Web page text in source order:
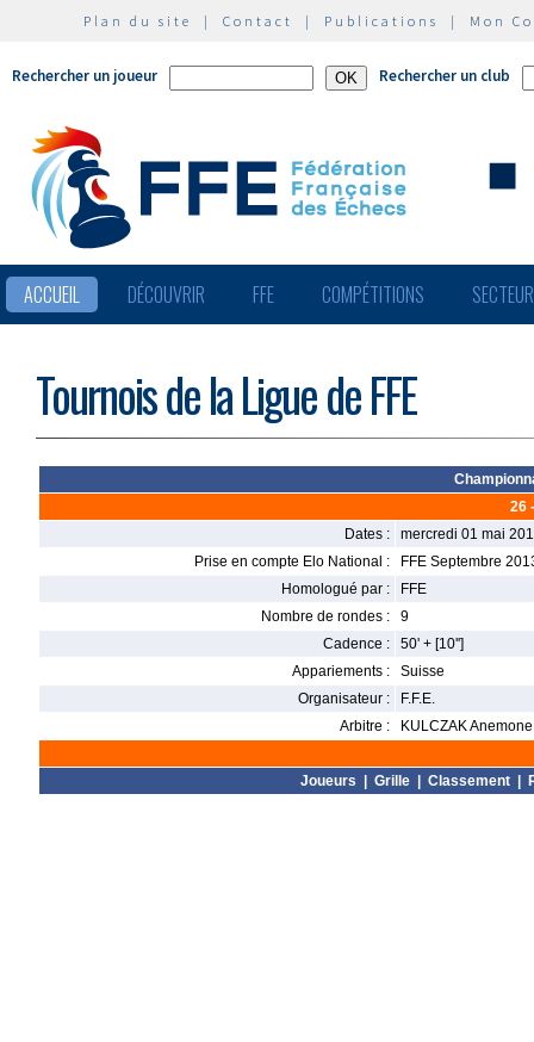
Plan du site | Contact | Publications | Mon
Rechercher un joueur Rechercher un club
ACCUEIL DÉCOUVRIR FFE COMPÉTITIONS
Tournois de la Ligue de FFE
26
Dates :
mercredi 01 mai
Prise en compte Elo National :
FFE Septembre
Homologué par :
FFE
Nombre de rondes :
9
Cadence :
50' + [10'']
Appariements :
Suisse
Organisateur :
F.F.E.
Arbitre :
KULCZAK Anemone
Joueurs Grille| Classement|